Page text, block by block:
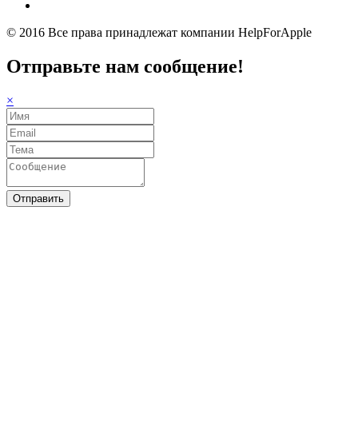
© 2016 Все права принадлежат компании HelpForApple
Отправьте нам сообщение!
×
Отправить